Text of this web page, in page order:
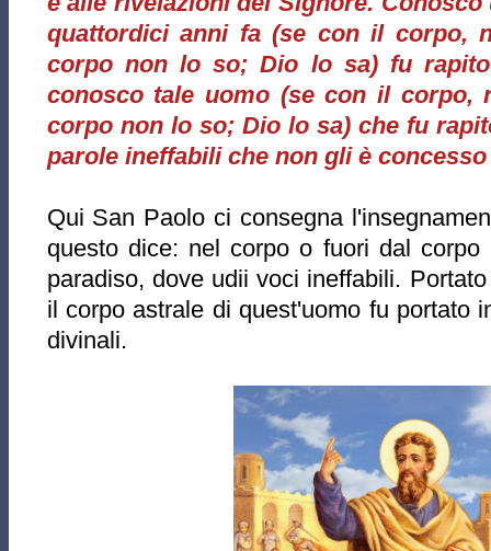
quattordici anni fa (se con il corpo,
corpo non lo so; Dio lo sa) fu
conosco tale uomo (se con il corpo,
corpo non lo so; Dio lo sa) che fu
parole ineffabili che non gli è
Qui San Paolo ci consegna
questo dice: nel corpo o fuori dal
paradiso, dove udii voci ineffabili.
il corpo astrale di quest'uomo fu portato
divinali.